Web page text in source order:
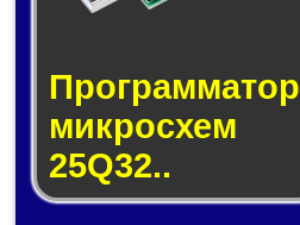
Прог­рам­ма­тор
мик­ро­схем
25Q32..